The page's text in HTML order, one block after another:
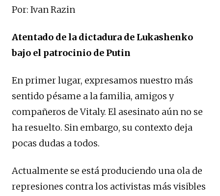
Por: Ivan Razin
Atentado de la dictadura de Lukashenko
bajo el patrocinio de Putin
En primer lugar, expresamos nuestro más
sentido pésame a la familia, amigos y
compañeros de Vitaly. El asesinato aún no se
ha resuelto. Sin embargo, su contexto deja
pocas dudas a todos.
Actualmente se está produciendo una ola de
represiones contra los activistas más visibles